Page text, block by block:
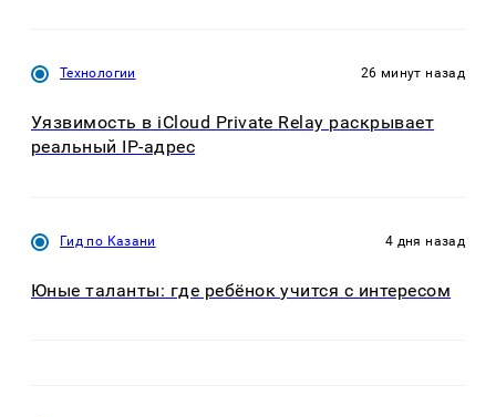
Технологии 26 минут назад
Уязвимость в iCloud Private Relay раскрывает
реальный IP-адрес
Гид по Казани 4 дня назад
Юные таланты: где ребёнок учится с интересом